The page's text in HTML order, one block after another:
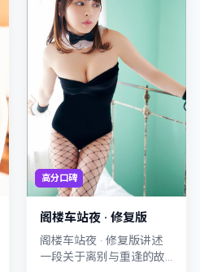
高分口碑
阁楼车站夜 · 修复版
阁楼车站夜 · 修复版讲述
一段关于离别与重逢的故